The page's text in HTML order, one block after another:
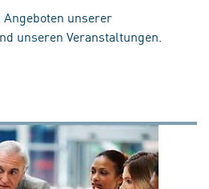
Angeboten unserer
unseren Veranstaltungen.